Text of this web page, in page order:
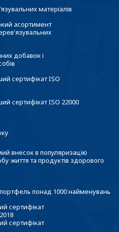
сертифікат
сертифікат
понад 1000 найменувань
внесок в популяризацію
життя та продуктів здорового
матеріалів
асортимент
добавок і
сертифікат ISO
сертифікат ISO 22000